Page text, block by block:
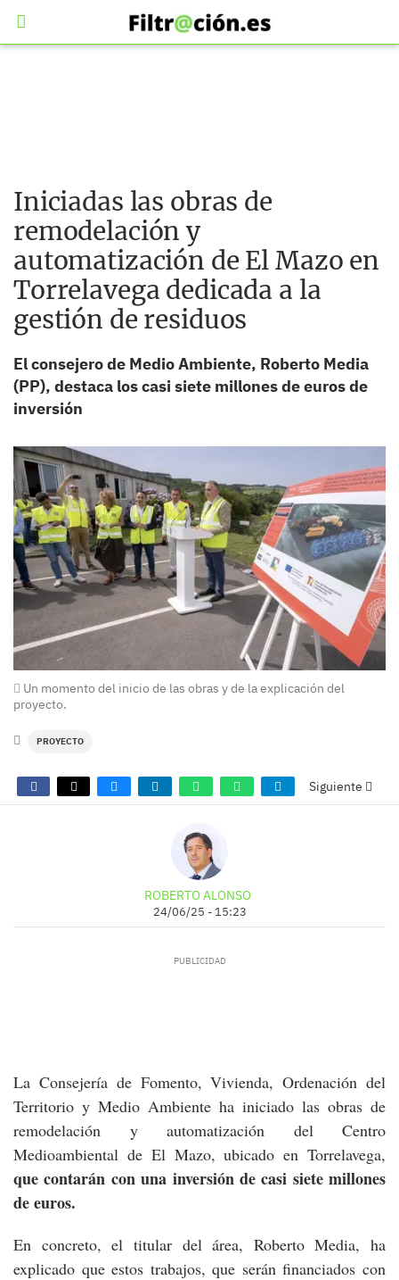
Iniciadas las obras de
remodelación y
automatización de El Mazo en
Torrelavega dedicada a la
gestión de residuos
El consejero de Medio Ambiente, Roberto Media
(PP), destaca los casi siete millones de euros de
inversión
Un momento del inicio de las obras y de la explicación del
proyecto.
PROYECTO
Siguiente
ROBERTO ALONSO
24/06/25 - 15:23
La Consejería de Fomento, Vivienda, Ordenación del
Territorio y Medio Ambiente ha iniciado las obras de
remodelación y automatización del Centro
Medioambiental de El Mazo, ubicado en Torrelavega,
que contarán con una inversión de casi siete millones
de euros.
En concreto, el titular del área, Roberto Media, ha
explicado que estos trabajos, que serán financiados con